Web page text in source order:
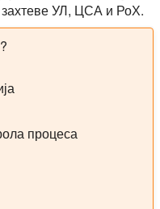
УЛ, ЦСА и РоХ.
процеса